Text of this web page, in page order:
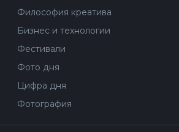
Философия креатива
Бизнес и технологии
Фестивали
Фото дня
Цифра дня
Фотография